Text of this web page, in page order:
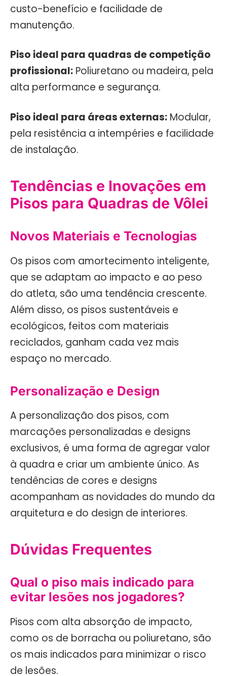
custo-benefício e facilidade de
manutenção.
Piso ideal para quadras de competição
profissional: Poliuretano ou madeira, pela
alta performance e segurança.
Piso ideal para áreas externas: Modular,
pela resistência a intempéries e facilidade
de instalação.
Tendências e Inovações em
Pisos para Quadras de Vôlei
Novos Materiais e Tecnologias
Os pisos com amortecimento inteligente,
que se adaptam ao impacto e ao peso
do atleta, são uma tendência crescente.
Além disso, os pisos sustentáveis e
ecológicos, feitos com materiais
reciclados, ganham cada vez mais
espaço no mercado.
Personalização e Design
A personalização dos pisos, com
marcações personalizadas e designs
exclusivos, é uma forma de agregar valor
à quadra e criar um ambiente único. As
tendências de cores e designs
acompanham as novidades do mundo da
arquitetura e do design de interiores.
Dúvidas Frequentes
Qual o piso mais indicado para
evitar lesões nos jogadores?
Pisos com alta absorção de impacto,
como os de borracha ou poliuretano, são
os mais indicados para minimizar o risco
de lesões.